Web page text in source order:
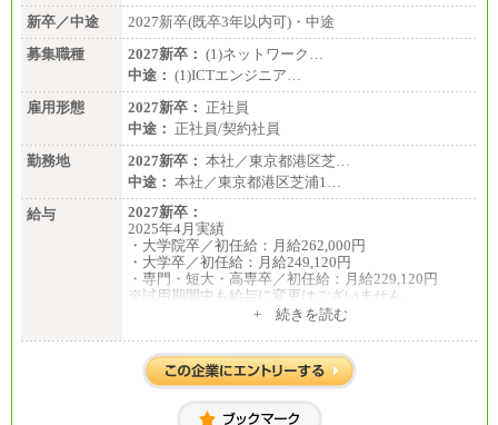
新卒／中途
2027新卒(既卒3年以内可)・中途
募集職種
2027新卒： (1)ネットワーク…
中途： (1)ICTエンジニア…
雇用形態
2027新卒： 正社員
中途： 正社員/契約社員
勤務地
2027新卒： 本社／東京都港区芝…
中途： 本社／東京都港区芝浦1…
給与
2027新卒：
2025年4月実績
・大学院卒／初任給：月給262,000円
・大学卒／初任給：月給249,120円
・専門・短大・高専卒／初任給：月給229,120円
※試用期間中も給与に変更はございません
※試用期間中(2ヶ月間)も給与等に変更はございませ
※給与額は、経験、能力を考慮し決定致します。
+ 続きを読む